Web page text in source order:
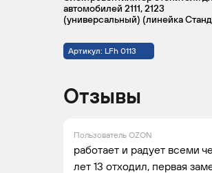
автомобилей 2111, 2123
(универсальный) (линейка
Артикул: LFh 0113
Отзывы
Пользователь OZON
работает и радует всеми
лет 13 отходил, первая